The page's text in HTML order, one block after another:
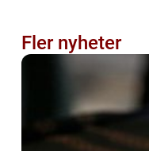
Fler nyheter